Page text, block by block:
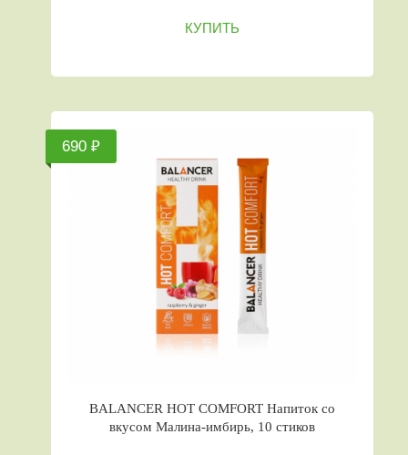
КУПИТЬ
690 ₽
BALANCER HOT COMFORT Напиток со
вкусом Малина-имбирь, 10 стиков